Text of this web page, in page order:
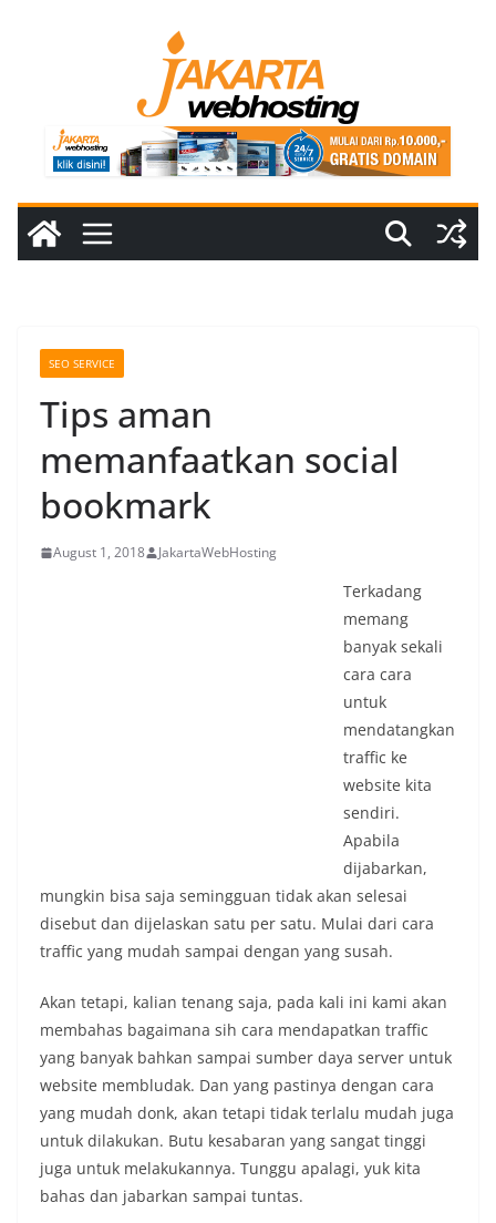
SEO SERVICE
Tips aman
memanfaatkan social
bookmark
August 1, 2018 JakartaWebHosting
Terkadang
memang
banyak sekali
cara cara
untuk
mendatangkan
traffic ke
website kita
sendiri.
Apabila
dijabarkan,
mungkin bisa saja semingguan tidak akan selesai
disebut dan dijelaskan satu per satu. Mulai dari cara
traffic yang mudah sampai dengan yang susah.
Akan tetapi, kalian tenang saja, pada kali ini kami akan
membahas bagaimana sih cara mendapatkan traffic
yang banyak bahkan sampai sumber daya server untuk
website membludak. Dan yang pastinya dengan cara
yang mudah donk, akan tetapi tidak terlalu mudah juga
untuk dilakukan. Butu kesabaran yang sangat tinggi
juga untuk melakukannya. Tunggu apalagi, yuk kita
bahas dan jabarkan sampai tuntas.